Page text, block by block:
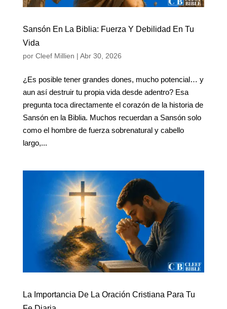
Sansón En La Biblia: Fuerza Y Debilidad En Tu
Vida
por Cleef Millien | Abr 30, 2026
¿Es posible tener grandes dones, mucho potencial… y
aun así destruir tu propia vida desde adentro? Esa
pregunta toca directamente el corazón de la historia de
Sansón en la Biblia. Muchos recuerdan a Sansón solo
como el hombre de fuerza sobrenatural y cabello
largo,...
La Importancia De La Oración Cristiana Para Tu